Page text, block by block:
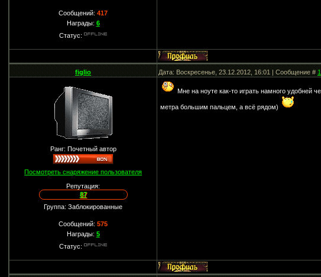
Сообщений:417
Награды: 6
Статус:
figlio Дата: Воскресенье, 23.12.2012, 16:01 | Сообщение #
Ранг: Почетный автор
Посмотреть снаряжение пользователя
Репутация:
87
Группа: Заблокированные
Сообщений:575
Награды: 5
Статус:
Мне на ноуте как-то играть намного удобней
метра большим пальцем, а всё рядом)